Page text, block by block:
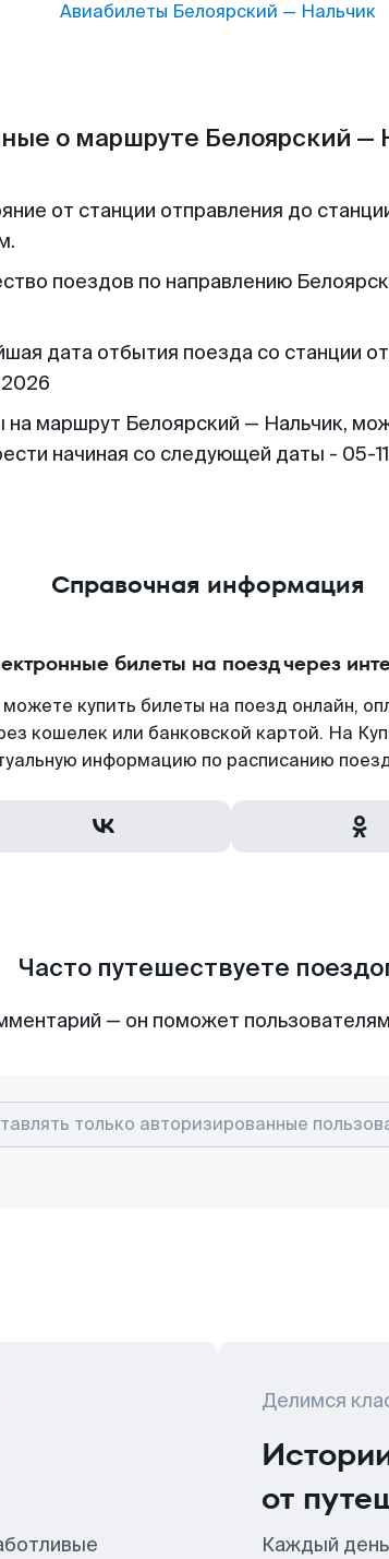
Авиабилеты Белоярский — Нальчик
о маршруте Белоярский —
от станции отправления до
поездов по направлению
дата отбытия поезда со станции
на маршрут Белоярский — Нальчик,
начиная со следующей даты - 05-
Справочная информация
билеты на поезд через
купить билеты на поезд онлайн,
кошелек или банковской картой. На
информацию по расписанию
Часто путешествуете
— он поможет
Делимся
от
Каждый